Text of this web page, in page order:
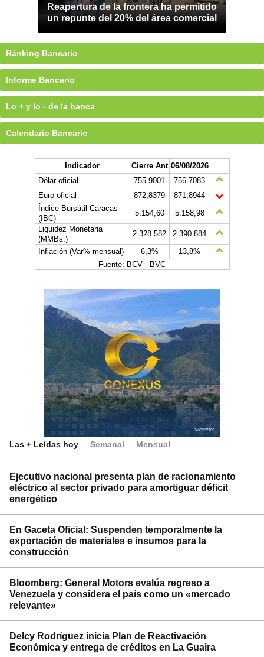
Reapertura de la frontera ha permitido
un repunte del 20% del área comercial
Ránking Bancario
Informe Bancario
Lo + y lo - de la banca
Calendario Bancario
Indicador Cierre Ant 06/08/2026
Dólar oficial
755.9001
756.7083
Euro oficial
872,8379
871,8944
Índice Bursátil Caracas
(IBC)
5.154,60
5.158,98
Liquidez Monetaria
(MMBs.)
2.328.582
2.390.884
Inflación (Var% mensual)
6,3%
13,8%
Fuente: BCV - BVC
Las + Leídas hoy Semanal Mensual
Ejecutivo nacional presenta plan de racionamiento
eléctrico al sector privado para amortiguar déficit
energético
En Gaceta Oficial: Suspenden temporalmente la
exportación de materiales e insumos para la
construcción
Bloomberg: General Motors evalúa regreso a
Venezuela y considera el país como un «mercado
relevante»
Delcy Rodríguez inicia Plan de Reactivación
Económica y entrega de créditos en La Guaira